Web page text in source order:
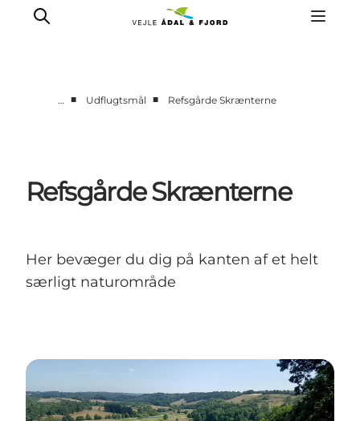
Det sker
Overnatning
-
Projekter
… ■ Udflugtsmål ■ Refsgårde Skrænterne
Refsgårde Skrænterne
Her bevæger du dig på kanten af et helt
særligt naturområde